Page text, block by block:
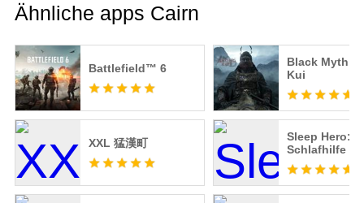
Ähnliche apps Cairn
Battlefield™ 6
Black Myth:
Kui
XXL 猛漢町
Sleep Hero:
Schlafhilfe